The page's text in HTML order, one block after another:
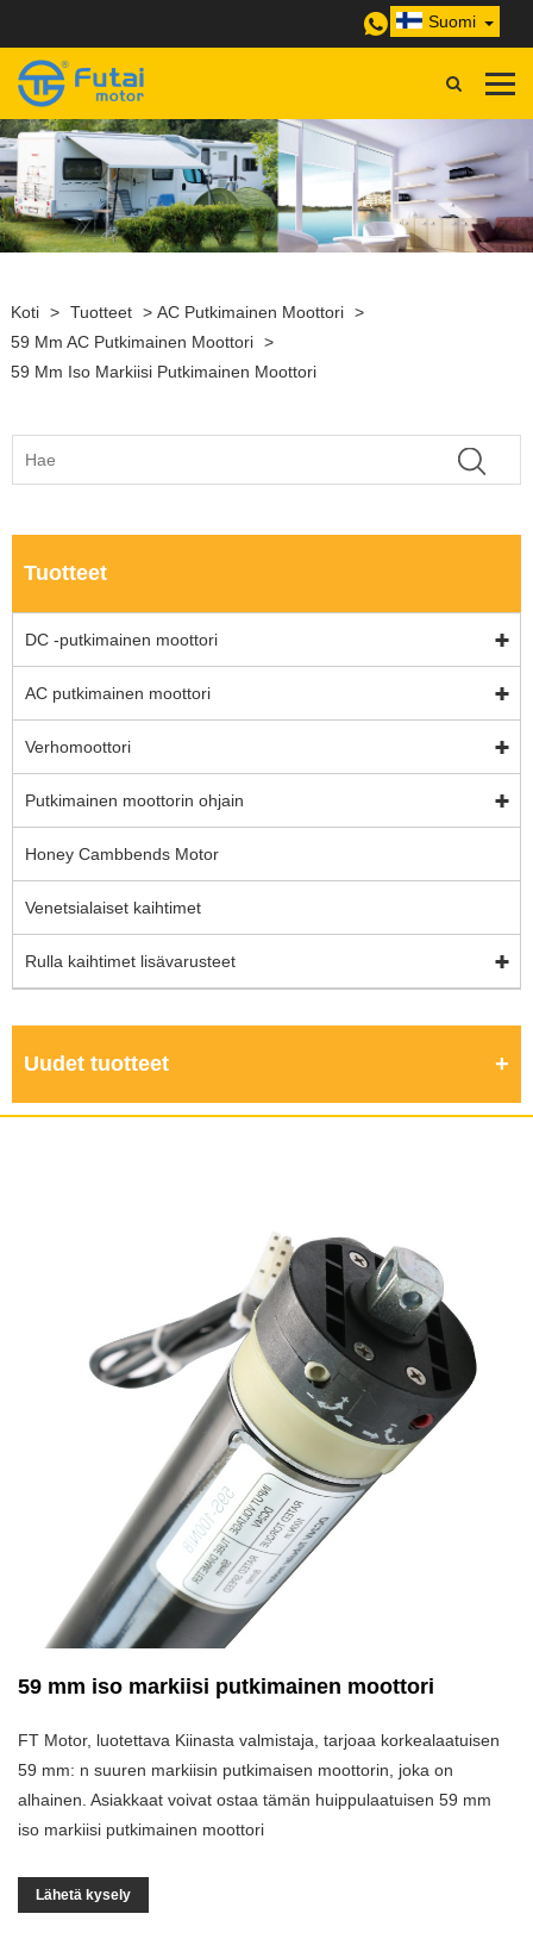
Suomi
Koti > Tuotteet > AC Putkimainen Moottori >
59 Mm AC Putkimainen Moottori >
59 Mm Iso Markiisi Putkimainen Moottori
Tuotteet
DC -putkimainen moottori
AC putkimainen moottori
Verhomoottori
Putkimainen moottorin ohjain
Honey Cambbends Motor
Venetsialaiset kaihtimet
Rulla kaihtimet lisävarusteet
Uudet tuotteet
59 mm iso markiisi putkimainen moottori
FT Motor, luotettava Kiinasta valmistaja, tarjoaa korkealaatuisen
59 mm: n suuren markiisin putkimaisen moottorin, joka on
alhainen. Asiakkaat voivat ostaa tämän huippulaatuisen 59 mm
iso markiisi putkimainen moottori
Lähetä kysely